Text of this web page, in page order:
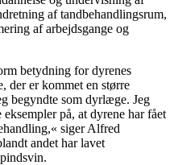
af tandbehandlingsrum,
af arbejdsgange og
betydning for dyrenes
der er kommet en større
begyndte som dyrlæge. Jeg
på, at dyrene har fået
siger Alfred
andet har lavet